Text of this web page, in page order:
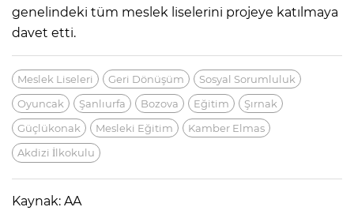
genelindeki tüm meslek liselerini projeye katılmaya
davet etti.
Meslek Liseleri Geri Dönüşüm
Sosyal Sorumluluk
Oyuncak
Şanlıurfa Bozova Eğitim
Şırnak
Güçlükonak
Mesleki Eğitim
Kamber Elmas
Akdizi İlkokulu
Kaynak: AA